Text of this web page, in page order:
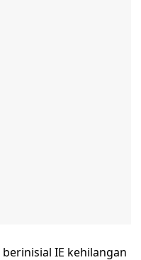
berinisial IE kehilangan